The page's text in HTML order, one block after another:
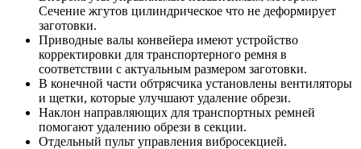
Сечение жгутов цилиндрическое что не деформирует
заготовки.
Приводные валы конвейера имеют устройство
корректировки для транспортерного ремня в
соответствии с актуальным размером заготовки.
В конечной части обтрясчика установлены вентиляторы
и щетки, которые улучшают удаление обрези.
Наклон направляющих для транспортных ремней
помогают удалению обрези в секции.
Отдельный пульт управления вибросекцией.